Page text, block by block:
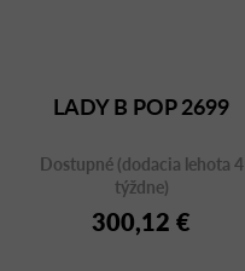
LADY B POP 2699
Dostupné (dodacia lehota 4
týždne)
300,12 €